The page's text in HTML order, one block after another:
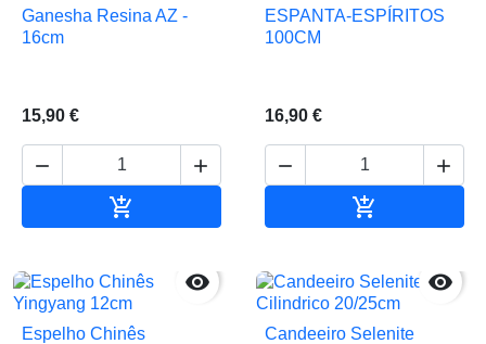
Ganesha Resina AZ -
16cm
15,90 €
 

ESPANTA-ESPÍRITOS
100CM
16,90 €
 


Espelho Chinês

Candeeiro Selenite